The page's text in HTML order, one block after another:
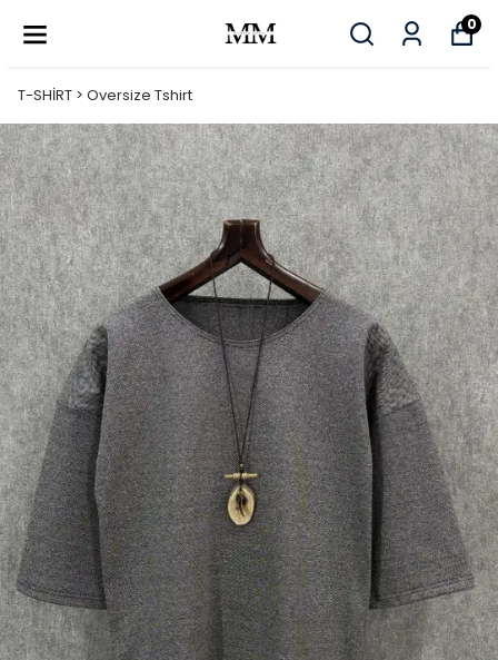
0
T-SHİRT > Oversize Tshirt